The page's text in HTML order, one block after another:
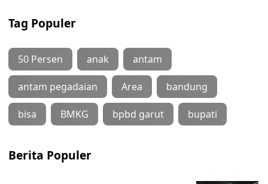
Tag Populer
50 Persen anak antam
antam pegadaian Area bandung
bisa BMKG bpbd garut bupati
Berita Populer